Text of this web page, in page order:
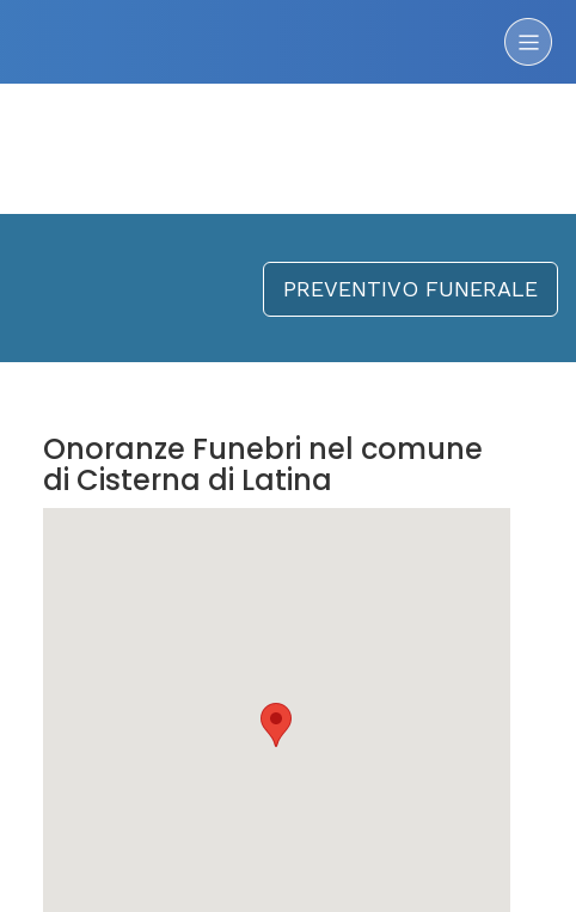
PREVENTIVO FUNERALE
Onoranze Funebri nel comune
di Cisterna di Latina